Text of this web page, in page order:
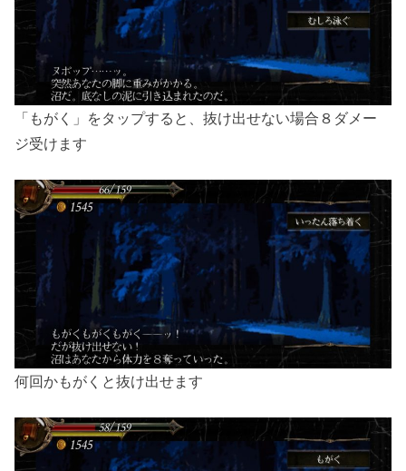
「もがく」をタップすると、抜け出せない場合８ダメー
ジ受けます
何回かもがくと抜け出せます